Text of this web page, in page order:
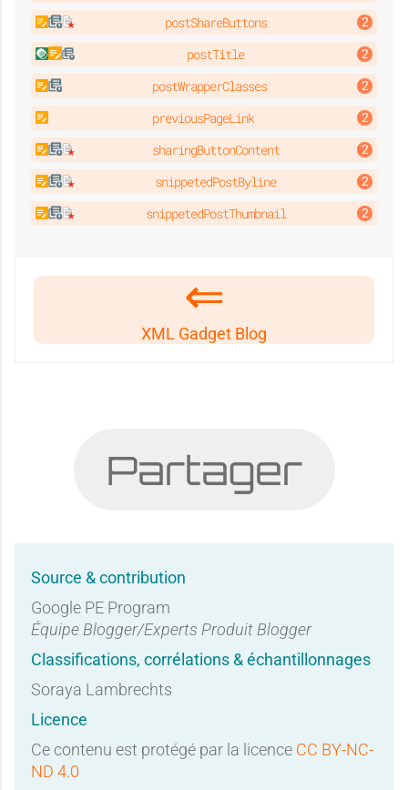
postShareButtons
postTitle
postWrapperClasses
previousPageLink
sharingButtonContent
snippetedPostByline
snippetedPostThumbnail
XML Gadget Blog
Partager
Source & contribution
Google PE Program
Équipe Blogger/Experts Produit Blogger
Classifications, corrélations & échantillonnages
Soraya Lambrechts
Licence
Ce contenu est protégé par la licence CC BY-NC-
ND 4.0